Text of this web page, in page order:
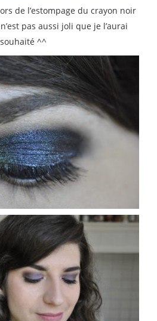
de l’estompage du crayon noir
pas aussi joli que je l’aurai
souhaité ^^